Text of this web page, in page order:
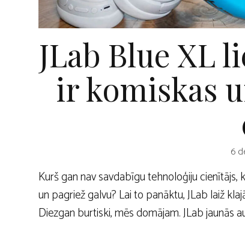
JLab Blue XL
ir komiskas
6
Kurš gan nav savdabīgu tehnoloģiju cienītājs,
un pagriež galvu? Lai to panāktu, JLab laiž
Diezgan burtiski, mēs domājam. JLab jaunās